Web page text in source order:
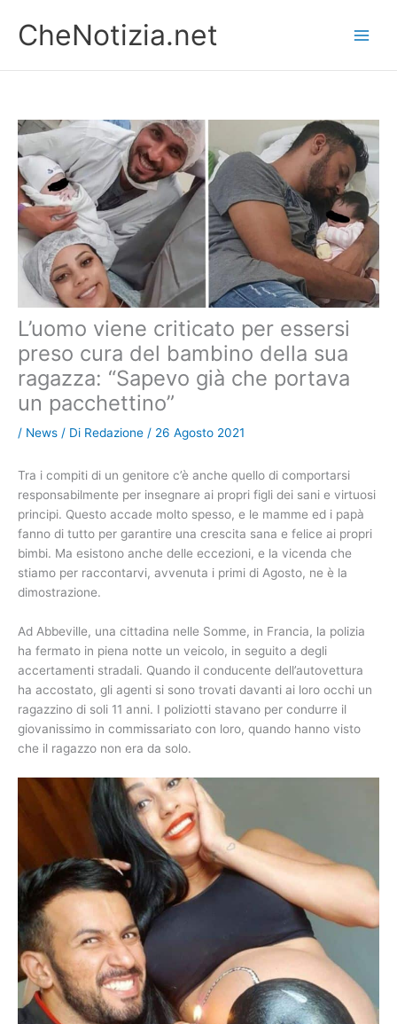
contenuto
CheNotizia.net
L’uomo viene criticato per essersi
preso cura del bambino della sua
ragazza: “Sapevo già che portava
un pacchettino”
/ News / Di Redazione / 26 Agosto 2021
Tra i compiti di un genitore c’è anche quello di comportarsi
responsabilmente per insegnare ai propri figli dei sani e virtuosi
principi. Questo accade molto spesso, e le mamme ed i papà
fanno di tutto per garantire una crescita sana e felice ai propri
bimbi. Ma esistono anche delle eccezioni, e la vicenda che
stiamo per raccontarvi, avvenuta i primi di Agosto, ne è la
dimostrazione.
Ad Abbeville, una cittadina nelle Somme, in Francia, la polizia
ha fermato in piena notte un veicolo, in seguito a degli
accertamenti stradali. Quando il conducente dell’autovettura
ha accostato, gli agenti si sono trovati davanti ai loro occhi un
ragazzino di soli 11 anni. I poliziotti stavano per condurre il
giovanissimo in commissariato con loro, quando hanno visto
che il ragazzo non era da solo.